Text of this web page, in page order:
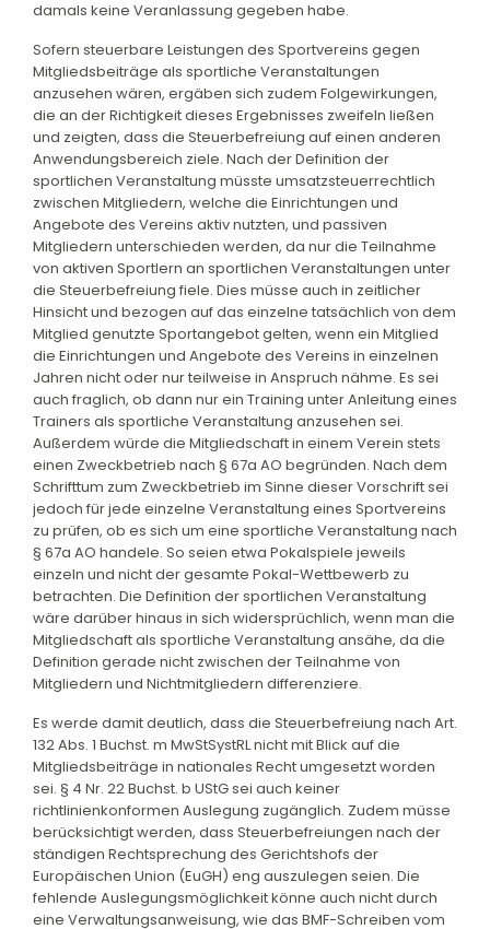
damals keine Veranlassung gegeben habe.
Sofern steuerbare Leistungen des Sportvereins gegen
Mitgliedsbeiträge als sportliche Veranstaltungen
anzusehen wären, ergäben sich zudem Folgewirkungen,
die an der Richtigkeit dieses Ergebnisses zweifeln ließen
und zeigten, dass die Steuerbefreiung auf einen anderen
Anwendungsbereich ziele. Nach der Definition der
sportlichen Veranstaltung müsste umsatzsteuerrechtlich
zwischen Mitgliedern, welche die Einrichtungen und
Angebote des Vereins aktiv nutzten, und passiven
Mitgliedern unterschieden werden, da nur die Teilnahme
von aktiven Sportlern an sportlichen Veranstaltungen unter
die Steuerbefreiung fiele. Dies müsse auch in zeitlicher
Hinsicht und bezogen auf das einzelne tatsächlich von dem
Mitglied genutzte Sportangebot gelten, wenn ein Mitglied
die Einrichtungen und Angebote des Vereins in einzelnen
Jahren nicht oder nur teilweise in Anspruch nähme. Es sei
auch fraglich, ob dann nur ein Training unter Anleitung eines
Trainers als sportliche Veranstaltung anzusehen sei.
Außerdem würde die Mitgliedschaft in einem Verein stets
einen Zweckbetrieb nach § 67a AO begründen. Nach dem
Schrifttum zum Zweckbetrieb im Sinne dieser Vorschrift sei
jedoch für jede einzelne Veranstaltung eines Sportvereins
zu prüfen, ob es sich um eine sportliche Veranstaltung nach
§ 67a AO handele. So seien etwa Pokalspiele jeweils
einzeln und nicht der gesamte Pokal-Wettbewerb zu
betrachten. Die Definition der sportlichen Veranstaltung
wäre darüber hinaus in sich widersprüchlich, wenn man die
Mitgliedschaft als sportliche Veranstaltung ansähe, da die
Definition gerade nicht zwischen der Teilnahme von
Mitgliedern und Nichtmitgliedern differenziere.
Es werde damit deutlich, dass die Steuerbefreiung nach Art.
132 Abs. 1 Buchst. m MwStSystRL nicht mit Blick auf die
Mitgliedsbeiträge in nationales Recht umgesetzt worden
sei. § 4 Nr. 22 Buchst. b UStG sei auch keiner
richtlinienkonformen Auslegung zugänglich. Zudem müsse
berücksichtigt werden, dass Steuerbefreiungen nach der
ständigen Rechtsprechung des Gerichtshofs der
Europäischen Union (EuGH) eng auszulegen seien. Die
fehlende Auslegungsmöglichkeit könne auch nicht durch
eine Verwaltungsanweisung, wie das BMF-Schreiben vom